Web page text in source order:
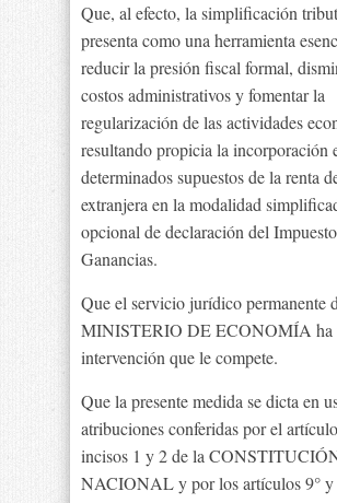
Que, al efecto, la simplificación
presenta como una herramienta
reducir la presión fiscal formal,
costos administrativos y fomentar la
regularización de las actividades
resultando propicia la incorporación
determinados supuestos de la renta
extranjera en la modalidad
opcional de declaración del
Ganancias.
Que el servicio jurídico permanente
MINISTERIO DE ECONOMÍA ha
intervención que le compete.
Que la presente medida se dicta en
atribuciones conferidas por el
incisos 1 y 2 de la
NACIONAL y por los artículos 9° y